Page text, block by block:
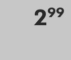
299